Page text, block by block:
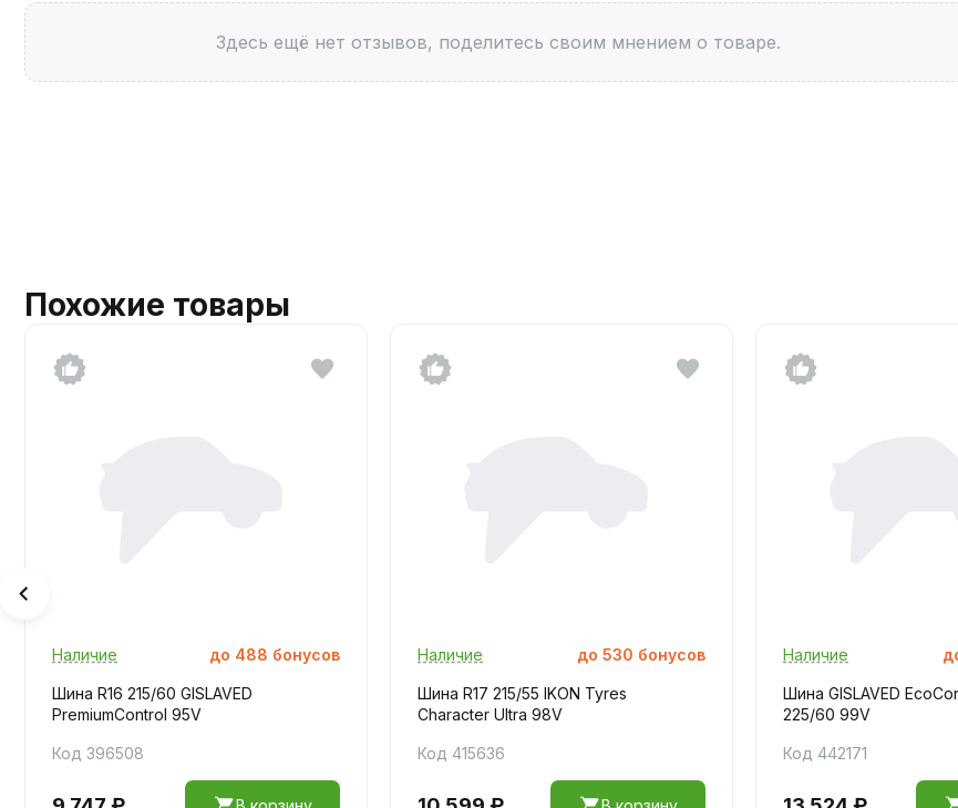
Здесь ещё нет отзывов, поделитесь своим мнением о товаре.
Похожие товары
Наличие до 488 бонусов
Шина R16 215/60 GISLAVED
PremiumControl 95V
Код 396508
Наличие до 530 бонусов
Шина R17 215/55 IKON Tyres
Character Ultra 98V
Код 415636
Наличие
Шина GISLAVED
225/60 99V
Код 442171